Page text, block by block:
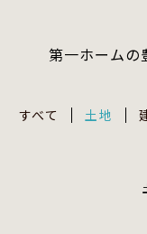
第一ホームの
すべて 土地